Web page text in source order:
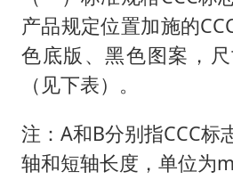
产品规定位置加施的
色底版、黑色图案，
（见下表）。
注：A和B分别指CCC标
轴和短轴长度，单位为